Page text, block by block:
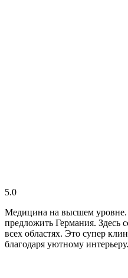
5.0
Медицина на высшем уровне.
предложить Германия. Здесь
всех областях. Это супер
благодаря уютному интерьеру.